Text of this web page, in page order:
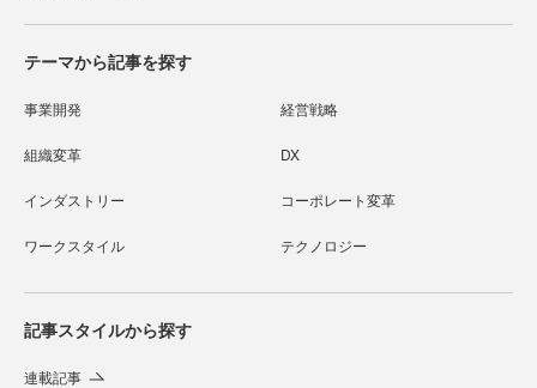
テーマから記事を探す
事業開発 経営戦略
組織変革 DX
インダストリー コーポレート変革
ワークスタイル テクノロジー
記事スタイルから探す
連載記事